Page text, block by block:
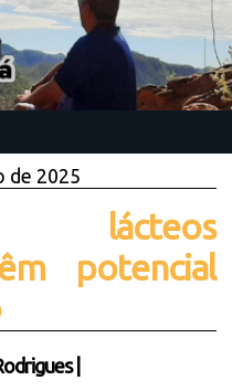
de 2025
lácteos
potencial